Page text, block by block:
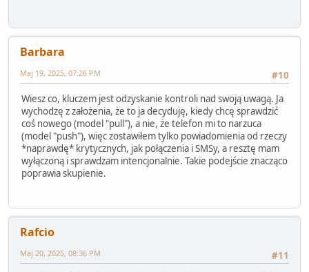
Barbara
#10
Maj 19, 2025, 07:26 PM
Wiesz co, kluczem jest odzyskanie kontroli nad swoją uwagą. Ja
wychodzę z założenia, że to ja decyduję, kiedy chcę sprawdzić
coś nowego (model "pull"), a nie, że telefon mi to narzuca
(model "push"), więc zostawiłem tylko powiadomienia od rzeczy
*naprawdę* krytycznych, jak połączenia i SMSy, a resztę mam
wyłączoną i sprawdzam intencjonalnie. Takie podejście znacząco
poprawia skupienie.
Rafcio
#11
Maj 20, 2025, 08:36 PM